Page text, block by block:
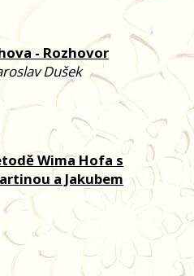
- Rozhovor
Dušek
Wima Hofa s
a Jakubem